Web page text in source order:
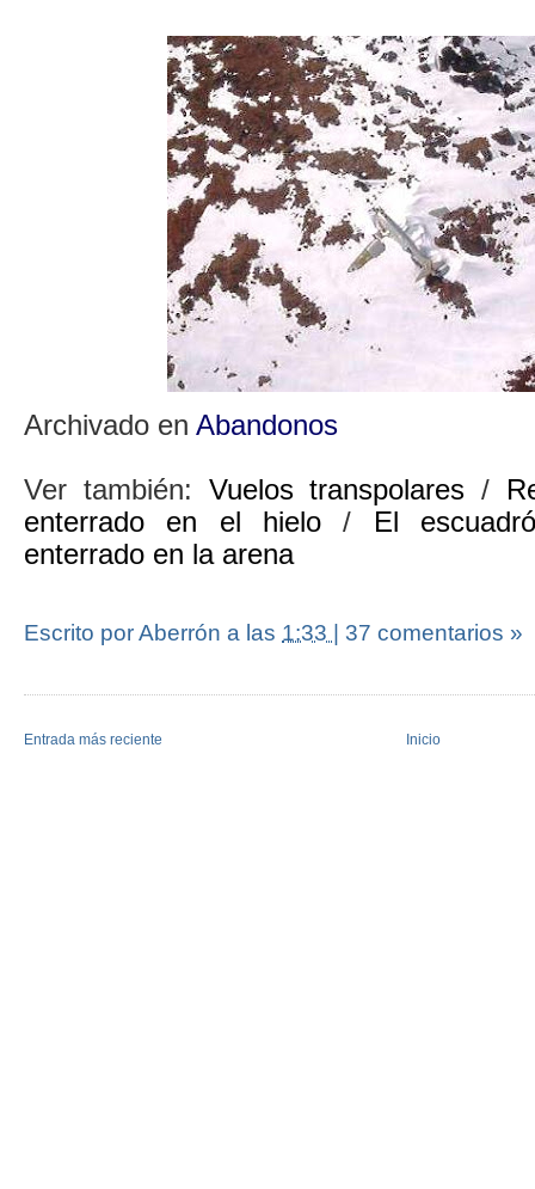
Archivado en Abandonos
Ver también: Vuelos transpolares /
enterrado en el hielo / El
enterrado en la arena
Escrito por Aberrón a las 1:33 | 37 comentarios »
Entrada más reciente Inicio